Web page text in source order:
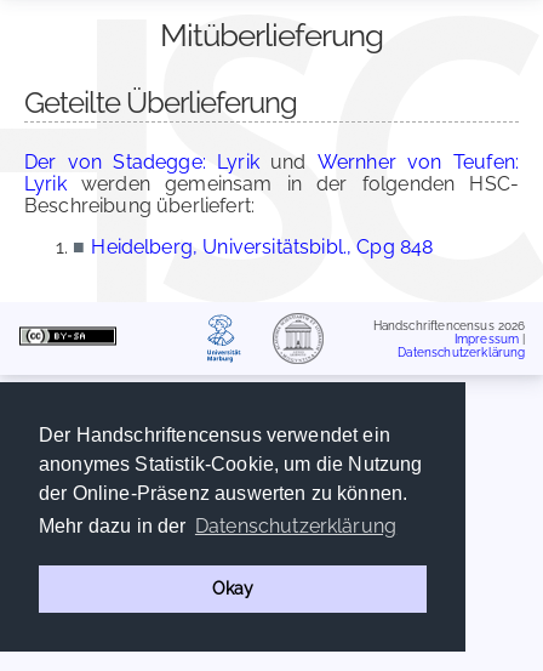
Der Handschriftencensus verwendet ein
anonymes Statistik-Cookie, um die Nutzung
der Online-Präsenz auswerten zu können.
Mehr dazu in der Datenschutzerklärung
Okay
Mitüberlieferung
Geteilte Überlieferung
Der von Stadegge: Lyrikund Wernher von Teufen:
Lyrikwerden gemeinsam in der folgenden HSC-
Beschreibung überliefert:
■ Heidelberg, Universitätsbibl., Cpg 848
Handschriftencensus 2026
Impressum
Datenschutzerklärung